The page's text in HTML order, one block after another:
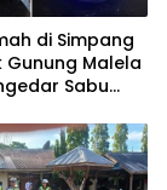
di Simpang
Gunung Malela
Sabu